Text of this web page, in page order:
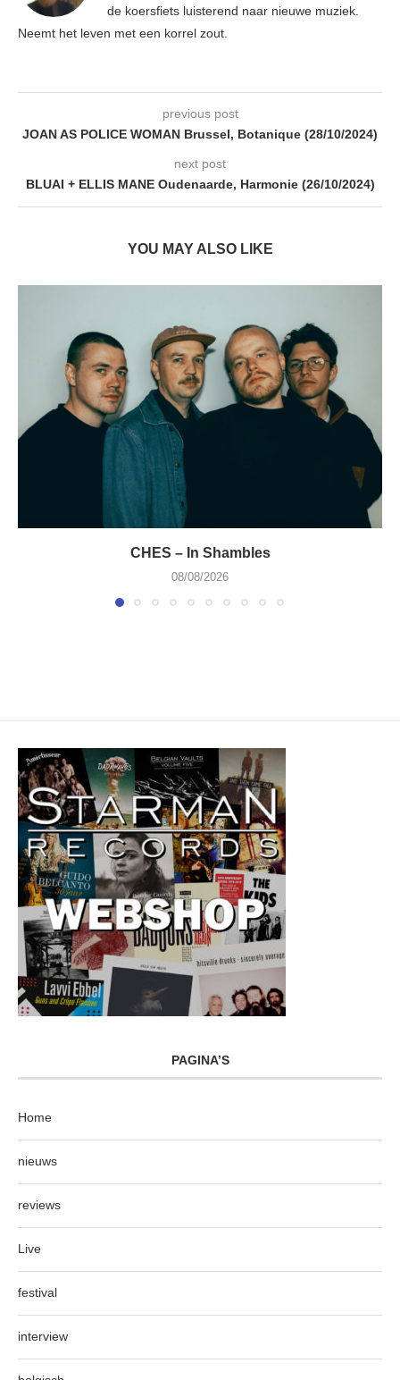
de koersfiets luisterend naar nieuwe muziek.
Neemt het leven met een korrel zout.
previous post
JOAN AS POLICE WOMAN Brussel, Botanique (28/10/2024)
next post
BLUAI + ELLIS MANE Oudenaarde, Harmonie (26/10/2024)
YOU MAY ALSO LIKE
CHES – In Shambles
08/08/2026
PAGINA’S
Home
nieuws
reviews
Live
festival
interview